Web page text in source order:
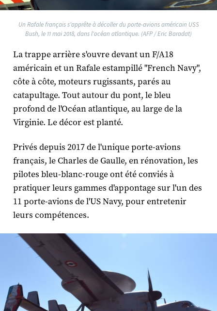
Un Rafale français s'apprête à décoller du porte-avions américain USS
Bush, le 11 mai 2018, dans l'océan atlantique. (AFP / Eric Baradat)
La trappe arrière s'ouvre devant un F/A18
américain et un Rafale estampillé "French Navy",
côte à côte, moteurs rugissants, parés au
catapultage. Tout autour du pont, le bleu
profond de l'Océan atlantique, au large de la
Virginie. Le décor est planté.
Privés depuis 2017 de l'unique porte-avions
français, le Charles de Gaulle, en rénovation, les
pilotes bleu-blanc-rouge ont été conviés à
pratiquer leurs gammes d'appontage sur l'un des
11 porte-avions de l'US Navy, pour entretenir
leurs compétences.